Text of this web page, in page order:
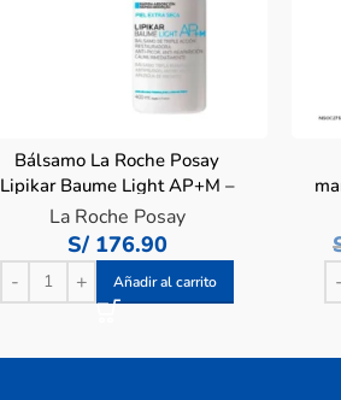
Bálsamo La Roche Posay
Lipikar Baume Light AP+M –
Frasco 400 ML
La Roche Posay
S/176.90
Añadir al carrito